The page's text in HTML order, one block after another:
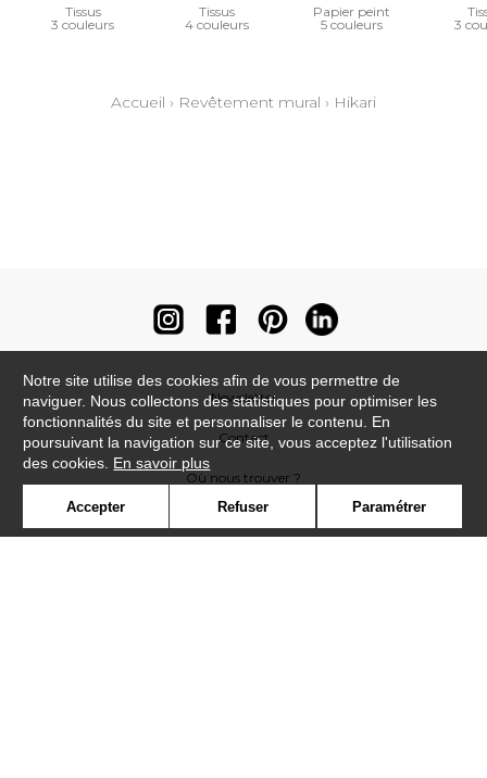
Tissus
3 couleurs
Tissus
4 couleurs
Papier peint
5 couleurs
3
Accueil › Revêtement mural › Hikari
Newsletter
Contact
Où nous trouver ?
Notre site utilise des cookies afin de vous permettre de
naviguer. Nous collectons des statistiques pour optimiser les
fonctionnalités du site et personnaliser le contenu. En
poursuivant la navigation sur ce site, vous acceptez l'utilisation
des cookies. En savoir plus
Accepter Refuser Paramétrer